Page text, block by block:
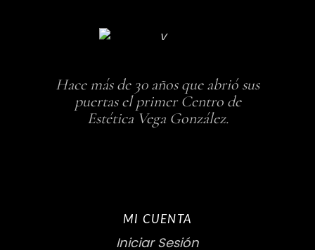
Hace más de 30 años que abrió sus
puertas el primer Centro de
Estética Vega González.
MI CUENTA
Iniciar Sesión